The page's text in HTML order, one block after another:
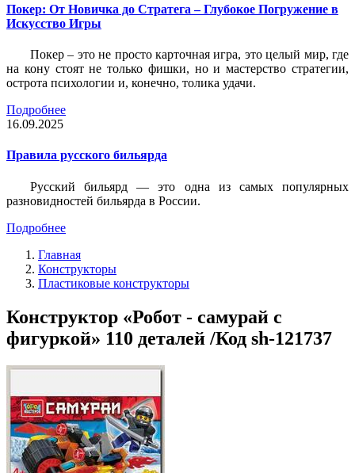
Покер: От Новичка до Стратега – Глубокое Погружение в
Искусство Игры
Покер – это не просто карточная игра, это целый мир, где
на кону стоят не только фишки, но и мастерство стратегии,
острота психологии и, конечно, толика удачи.
Подробнее
16.09.2025
Правила русского бильярда
Русский бильярд — это одна из самых популярных
разновидностей бильярда в России.
Подробнее
Главная
Конструкторы
Пластиковые конструкторы
Конструктор «Робот - самурай с
фигуркой» 110 деталей /Код sh-121737